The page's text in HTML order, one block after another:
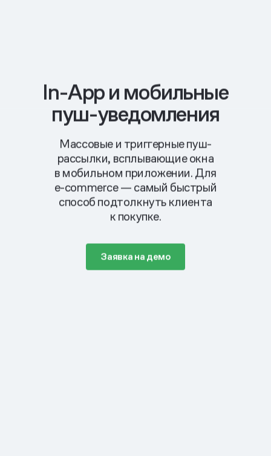
In-App и мобильные
пуш-уведомления
Массовые и триггерные пуш-
рассылки, всплывающие окна
в мобильном приложении. Для
e-commerce — самый быстрый
способ подтолкнуть клиента
к покупке.
Заявка на демо